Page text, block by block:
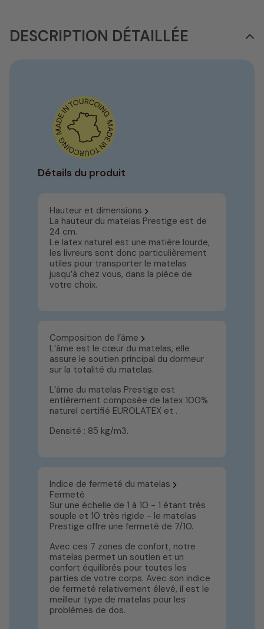
DESCRIPTION DÉTAILLÉE
Détails du produit
Hauteur et dimensions
La hauteur du matelas Prestige est de
24 cm.
Le latex naturel est une matière lourde,
les livreurs sont donc particulièrement
utiles pour transporter le matelas
jusqu’à chez vous, dans la pièce de
votre choix.
Composition de l’âme
L’âme est le cœur du matelas, elle
assure le soutien principal du dormeur
sur la totalité du matelas.
L’âme du matelas Prestige est
entièrement composée de latex 100%
naturel certifié EUROLATEX et .
Densité : 85 kg/m3.
Indice de fermeté du matelas
Fermeté
Sur une échelle de 1 à 10 - 1 étant très
souple et 10 très rigide - le matelas
Prestige offre une fermeté de 7/10.
Avec ces 7 zones de confort, notre
matelas permet un soutien et un
confort équilibrés pour toutes les
parties de votre corps. Avec son indice
de fermeté relativement élevé, il est le
meilleur type de matelas pour les
problèmes de dos.